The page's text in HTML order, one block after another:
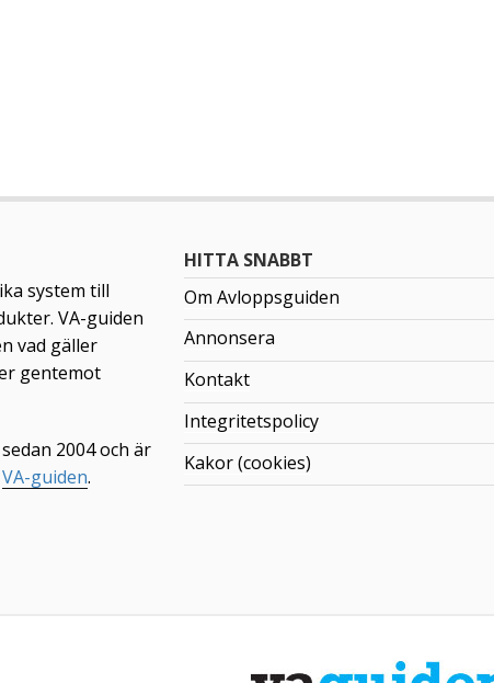
system till
VA-guiden
vad gäller
gentemot
2004 och är
VA-guiden.
HITTA SNABBT
Om Avloppsguiden
Annonsera
Kontakt
Integritetspolicy
Kakor (cookies)